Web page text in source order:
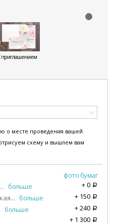
приглашением
о месте проведения вашей
схему и вышлем вам
фото бумаг
... больше +0 a
... больше + 150 a
больше +240 a
+ 1 300 a